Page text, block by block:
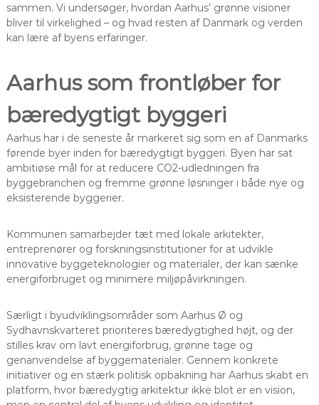
sammen. Vi undersøger, hvordan Aarhus’ grønne visioner
bliver til virkelighed – og hvad resten af Danmark og verden
kan lære af byens erfaringer.
Aarhus som frontløber for
bæredygtigt byggeri
Aarhus har i de seneste år markeret sig som en af Danmarks
førende byer inden for bæredygtigt byggeri. Byen har sat
ambitiøse mål for at reducere CO2-udledningen fra
byggebranchen og fremme grønne løsninger i både nye og
eksisterende byggerier.
Kommunen samarbejder tæt med lokale arkitekter,
entreprenører og forskningsinstitutioner for at udvikle
innovative byggeteknologier og materialer, der kan sænke
energiforbruget og minimere miljøpåvirkningen.
Særligt i byudviklingsområder som Aarhus Ø og
Sydhavnskvarteret prioriteres bæredygtighed højt, og der
stilles krav om lavt energiforbrug, grønne tage og
genanvendelse af byggematerialer. Gennem konkrete
initiativer og en stærk politisk opbakning har Aarhus skabt en
platform, hvor bæredygtig arkitektur ikke blot er en vision,